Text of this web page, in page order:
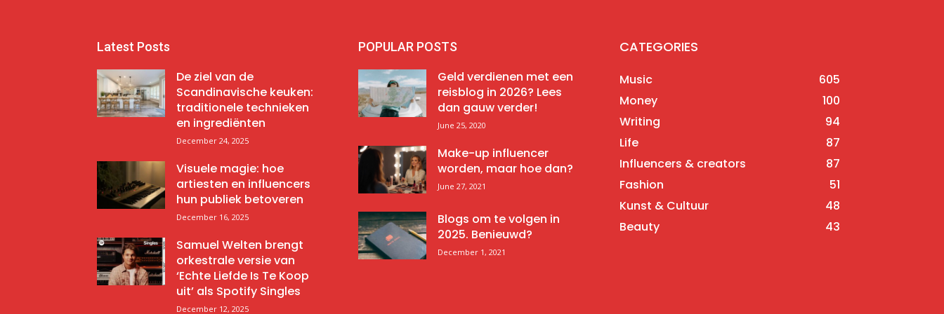
Latest Posts
De ziel van de
Scandinavische keuken:
traditionele technieken
en ingrediënten
December 24, 2025
Visuele magie: hoe
artiesten en influencers
hun publiek betoveren
December 16, 2025
Samuel Welten brengt
orkestrale versie van
‘Echte Liefde Is Te Koop
uit’ als Spotify Singles
December 12, 2025
POPULAR POSTS
Geld verdienen met een
reisblog in 2026? Lees
dan gauw verder!
June 25, 2020
Make-up influencer
worden, maar hoe dan?
June 27, 2021
Blogs om te volgen in
2025. Benieuwd?
December 1, 2021
CATEGORIES
Music
605
Money
100
Writing
94
Life
87
Influencers & creators
87
Fashion
51
Kunst & Cultuur
48
Beauty
43